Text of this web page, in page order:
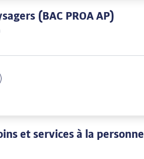
(BAC PROA AP)
et services à la personne